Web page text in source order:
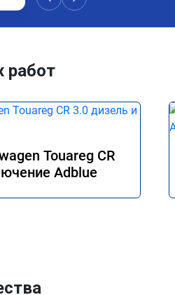
работ
Touareg CR
Adblue